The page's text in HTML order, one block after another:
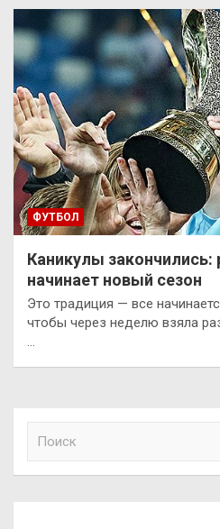
ФУТБОЛ
Каникулы закончились:
начинает новый сезон
Это традиция — все
чтобы через неделю взяла
…